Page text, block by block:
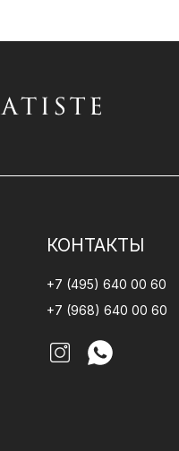
КОНТАКТЫ
+7 (495) 640 00 60
+7 (968) 640 00 60